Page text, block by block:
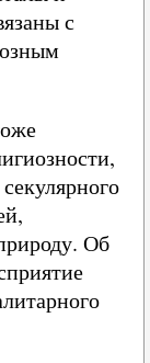
с
Об